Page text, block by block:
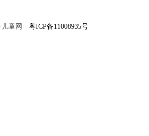
儿童网 - 粤ICP备11008935号